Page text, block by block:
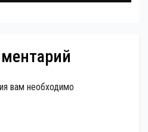
вам необходимо